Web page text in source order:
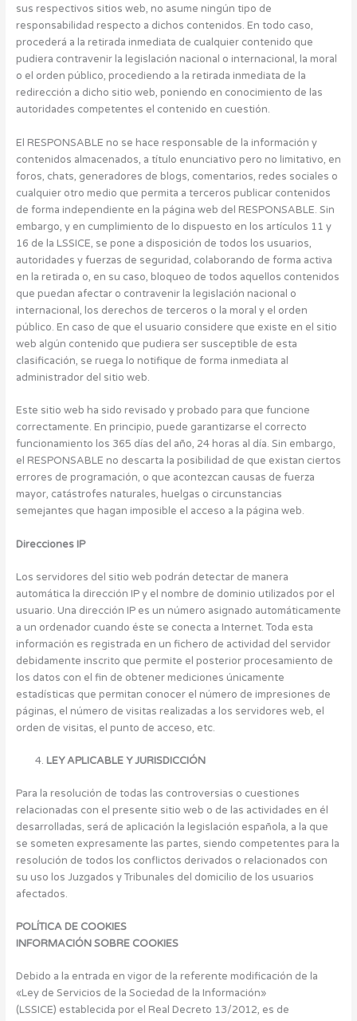
sus respectivos sitios web, no asume ningún tipo de
responsabilidad respecto a dichos contenidos. En todo caso,
procederá a la retirada inmediata de cualquier contenido que
pudiera contravenir la legislación nacional o internacional, la moral
o el orden público, procediendo a la retirada inmediata de la
redirección a dicho sitio web, poniendo en conocimiento de las
autoridades competentes el contenido en cuestión.
El RESPONSABLE no se hace responsable de la información y
contenidos almacenados, a título enunciativo pero no limitativo, en
foros, chats, generadores de blogs, comentarios, redes sociales o
cualquier otro medio que permita a terceros publicar contenidos
de forma independiente en la página web del RESPONSABLE. Sin
embargo, y en cumplimiento de lo dispuesto en los artículos 11 y
16 de la LSSICE, se pone a disposición de todos los usuarios,
autoridades y fuerzas de seguridad, colaborando de forma activa
en la retirada o, en su caso, bloqueo de todos aquellos contenidos
que puedan afectar o contravenir la legislación nacional o
internacional, los derechos de terceros o la moral y el orden
público. En caso de que el usuario considere que existe en el sitio
web algún contenido que pudiera ser susceptible de esta
clasificación, se ruega lo notifique de forma inmediata al
administrador del sitio web.
Este sitio web ha sido revisado y probado para que funcione
correctamente. En principio, puede garantizarse el correcto
funcionamiento los 365 días del año, 24 horas al día. Sin embargo,
el RESPONSABLE no descarta la posibilidad de que existan ciertos
errores de programación, o que acontezcan causas de fuerza
mayor, catástrofes naturales, huelgas o circunstancias
semejantes que hagan imposible el acceso a la página web.
Direcciones IP
Los servidores del sitio web podrán detectar de manera
automática la dirección IP y el nombre de dominio utilizados por el
usuario. Una dirección IP es un número asignado automáticamente
a un ordenador cuando éste se conecta a Internet. Toda esta
información es registrada en un fichero de actividad del servidor
debidamente inscrito que permite el posterior procesamiento de
los datos con el fin de obtener mediciones únicamente
estadísticas que permitan conocer el número de impresiones de
páginas, el número de visitas realizadas a los servidores web, el
orden de visitas, el punto de acceso, etc.
LEY APLICABLE Y JURISDICCIÓN
Para la resolución de todas las controversias o cuestiones
relacionadas con el presente sitio web o de las actividades en él
desarrolladas, será de aplicación la legislación española, a la que
se someten expresamente las partes, siendo competentes para la
resolución de todos los conflictos derivados o relacionados con
su uso los Juzgados y Tribunales del domicilio de los usuarios
afectados.
POLÍTICA DE COOKIES
INFORMACIÓN SOBRE COOKIES
Debido a la entrada en vigor de la referente modificación de la
«Ley de Servicios de la Sociedad de la Información»
(LSSICE) establecida por el Real Decreto 13/2012, es de